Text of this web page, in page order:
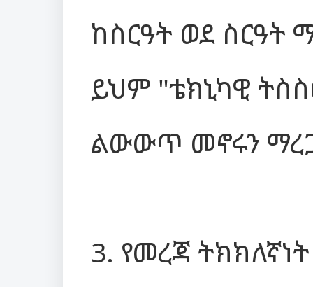
ከስርዓት ወደ ስርዓት
ይህም "ቴክኒካዊ
ልውውጥ መኖሩን
3. የመረጃ